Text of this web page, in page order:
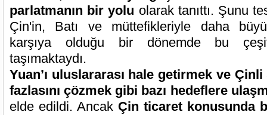
parlatmanın bir yolu olarak tanıttı. Şunu
Çin'in, Batı ve müttefikleriyle daha
karşıya olduğu bir dönemde bu
taşımaktaydı.
Yuan’ı uluslararası hale getirmek ve
fazlasını çözmek gibi bazı hedeflere
elde edildi. Ancak Çin ticaret konusunda